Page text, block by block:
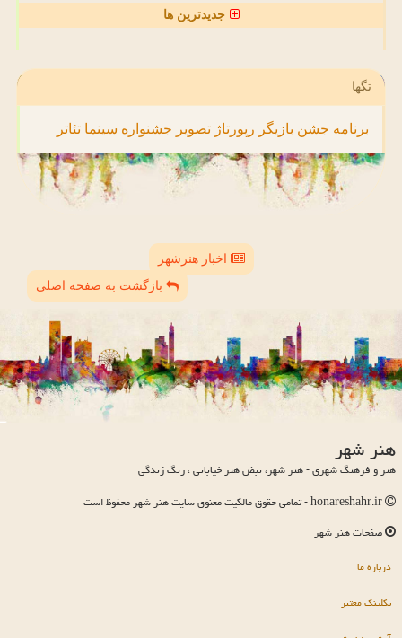
جدیدترین ها
تگها
برنامه جشن بازیگر رپورتاژ تصویر جشنواره سینما تئاتر
اخبار هنرشهر
بازگشت به صفحه اصلی
هنر شهر
هنر و فرهنگ شهری - هنر شهر، نبض هنر خیابانی ، رنگ زندگی
صفحات هنر شهر
درباره ما
بکلینک معتبر